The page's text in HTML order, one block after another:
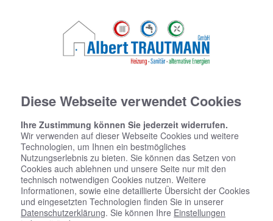
Diese Webseite verwendet Cookies
Ihre Zustimmung können Sie jederzeit widerrufen.
Wir verwenden auf dieser Webseite Cookies und weitere
Technologien, um Ihnen ein bestmögliches
Nutzungserlebnis zu bieten. Sie können das Setzen von
Cookies auch ablehnen und unsere Seite nur mit den
technisch notwendigen Cookies nutzen. Weitere
Informationen, sowie eine detaillierte Übersicht der Cookies
und eingesetzten Technologien finden Sie in unserer
Datenschutzerklärung. Sie können Ihre Einstellungen